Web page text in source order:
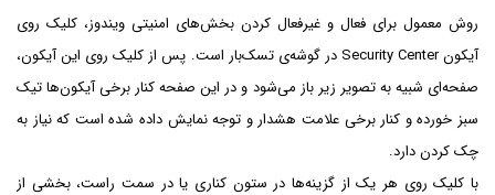
روش معمول برای فعال و غیرفعال کردن بخش‌های امنیتی ویندوز، کلیک روی
آیکون Security Center در گوشه‌ی تسک‌بار است. پس از کلیک روی این آیکون،
صفحه‌ای شبیه به تصویر زیر باز می‌شود و در این صفحه کنار برخی آیکون‌ها تیک
سبز خورده و کنار برخی علامت هشدار و توجه نمایش داده شده است که نیاز به
چک کردن دارد.
با کلیک روی هر یک از گزینه‌ها در ستون کناری یا در سمت راست، بخشی از